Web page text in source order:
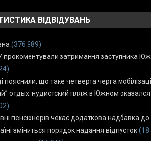
ВІДВІДУВАНЬ
(376 989)
прокоментували затримання заступника
пояснили, що таке четверта черга
отдых: нудистский пляж в Южном
пенсіонерів чекає додаткова надбавка до
зміниться порядок надання відпусток (18